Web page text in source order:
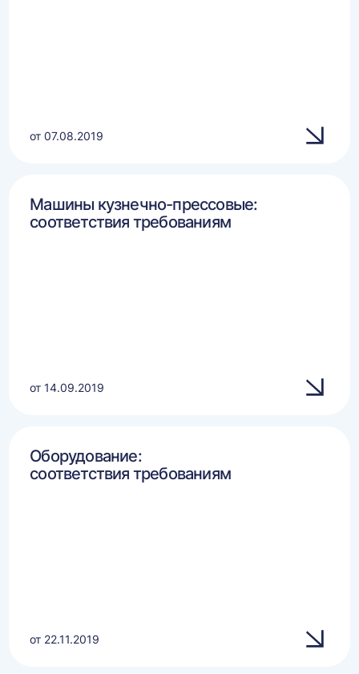
от 07.08.2019
Машины кузнечно-прессовые:
соответствия требованиям
от 14.09.2019
Оборудование:
соответствия требованиям
от 22.11.2019